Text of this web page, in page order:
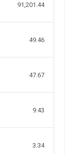
91,201.44
49.46
47.67
9.43
3.34